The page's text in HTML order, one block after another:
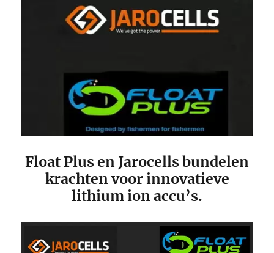
Float Plus en Jarocells bundelen
krachten voor innovatieve
lithium ion accu’s.